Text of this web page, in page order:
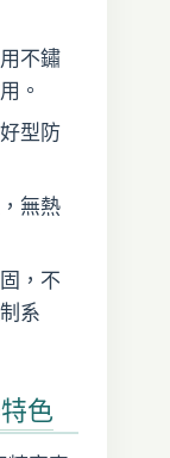
不鏽
。
型防
無熱
，不
系
色